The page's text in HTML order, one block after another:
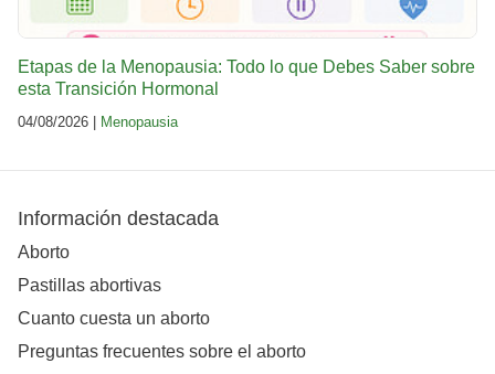
Etapas de la Menopausia: Todo lo que Debes Saber sobre
esta Transición Hormonal
04/08/2026 | Menopausia
Información destacada
Aborto
Pastillas abortivas
Cuanto cuesta un aborto
Preguntas frecuentes sobre el aborto